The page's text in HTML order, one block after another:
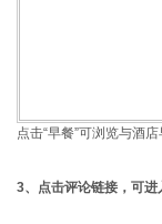
点击“早餐”可浏览与酒
3、点击评论链接，可